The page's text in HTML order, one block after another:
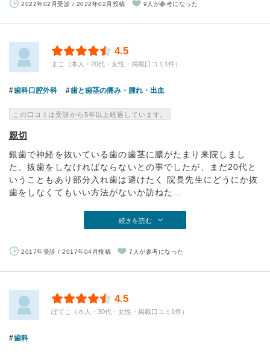
2022年02月受診 / 2022年02月投稿 9人が参考になった
4.5
まこ（本人・20代・女性・掲載口コミ1件）
歯科口腔外科 歯と歯茎の痛み・腫れ・出血
この口コミは受診から5年以上経過しています。
親切
銀歯で神経を抜いている歯の歯茎に膿がたまり来院しまし
た。抜歯をしなければならないとの事でしたが、まだ20代と
いうこともあり部分入れ歯は避けたく 院長先生にどうにか抜
歯をしなくてもいい方法がないか訪ねた...
続きを読む
2017年受診 / 2017年04月投稿 7人が参考になった
4.5
ぽてこ（本人・30代・女性・掲載口コミ1件）
歯科